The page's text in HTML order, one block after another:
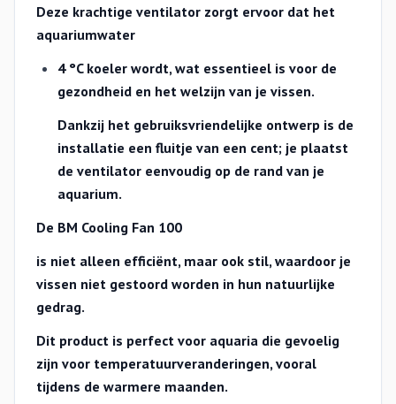
Deze krachtige ventilator zorgt ervoor dat het
aquariumwater
4 °C koeler wordt, wat essentieel is voor de
gezondheid en het welzijn van je vissen.
Dankzij het gebruiksvriendelijke ontwerp is de
installatie een fluitje van een cent; je plaatst
de ventilator eenvoudig op de rand van je
aquarium.
De BM Cooling Fan 100
is niet alleen efficiënt, maar ook stil, waardoor je
vissen niet gestoord worden in hun natuurlijke
gedrag.
Dit product is perfect voor aquaria die gevoelig
zijn voor temperatuurveranderingen, vooral
tijdens de warmere maanden.